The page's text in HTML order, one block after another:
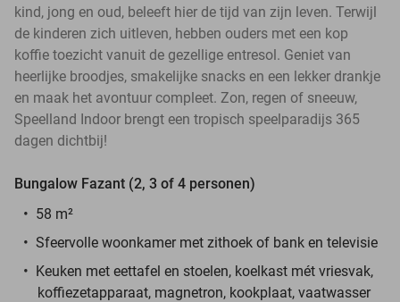
kind, jong en oud, beleeft hier de tijd van zijn leven. Terwijl
de kinderen zich uitleven, hebben ouders met een kop
koffie toezicht vanuit de gezellige entresol. Geniet van
heerlijke broodjes, smakelijke snacks en een lekker drankje
en maak het avontuur compleet. Zon, regen of sneeuw,
Speelland Indoor brengt een tropisch speelparadijs 365
dagen dichtbij!
Bungalow Fazant (2, 3 of 4 personen)
58 m²
Sfeervolle woonkamer met zithoek of bank en televisie
Keuken met eettafel en stoelen, koelkast mét vriesvak,
koffiezetapparaat, magnetron, kookplaat, vaatwasser